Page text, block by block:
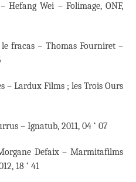
Hefang Wei – Folimage, ONF,
fracas – Thomas Fourniret –
– Lardux Films ; les Trois Ours
– Ignatub, 2011, 04 ‘ 07
Defaix – Marmitafilms
18 ‘ 41